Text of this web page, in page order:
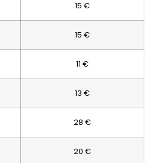
15 €
15 €
11 €
13 €
28 €
20 €